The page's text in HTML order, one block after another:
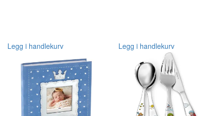
Legg i handlekurv Legg i handlekurv